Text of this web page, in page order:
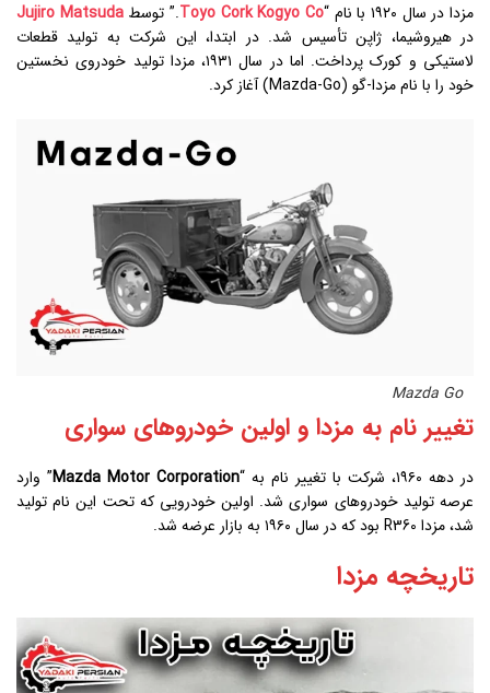
مزدا در سال ۱۹۲۰ با نام “ Toyo Cork Kogyo Co.” توسطJujiro Matsuda
در هیروشیما، ژاپن تأسیس شد. در ابتدا، این شرکت به تولید قطعات
لاستیکی و کورک پرداخت. اما در سال ۱۹۳۱، مزدا تولید خودروی نخستین
خود را با نام مزدا-گو (Mazda-Go) آغاز کرد.
Mazda Go
تغییر نام به مزدا و اولین خودروهای سواری
در دهه ۱۹۶۰، شرکت با تغییر نام به “ Mazda Motor Corporation” وارد
عرصه تولید خودروهای سواری شد. اولین خودرویی که تحت این نام تولید
شد، مزدا R360 بود که در سال ۱۹۶۰ به بازار عرضه شد.
تاریخچه مزدا